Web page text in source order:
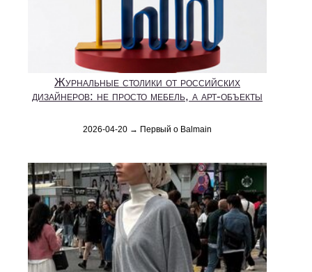
Журнальные столики от российских
дизайнеров: не просто мебель, а арт-объекты
2026-04-20 → Первый о Balmain